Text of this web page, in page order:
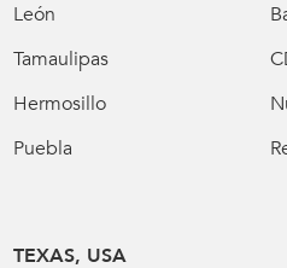
León
Tamaulipas
Hermosillo
Puebla
TEXAS, USA